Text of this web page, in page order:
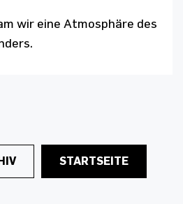
wir eine Atmosphäre des
STARTSEITE